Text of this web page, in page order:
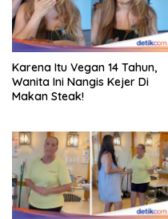
Karena Itu Vegan 14 Tahun,
Wanita Ini Nangis Kejer Di
Makan Steak!